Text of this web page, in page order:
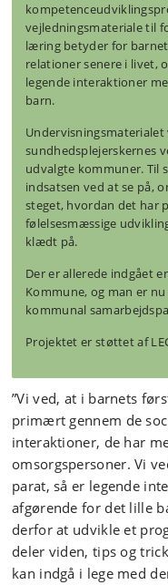
vejledningsmateriale til
læring betyder for
relationer senere i livet,
legende interaktioner
barn.
sundhedsplejerskernes
udvalgte kommuner. Til
indsatsen ved at se på,
steget, hvordan det har
følelsesmæssige
klædt på.
Der er allerede indgået
Kommune, og man er
kommunal
Projektet er støttet af
”Vi ved, at i barnets
primært gennem de
interaktioner, de har
omsorgspersoner. Vi
parat, så er legende
afgørende for det lille
derfor at udvikle et
deler viden, tips og
kan indgå i lege med